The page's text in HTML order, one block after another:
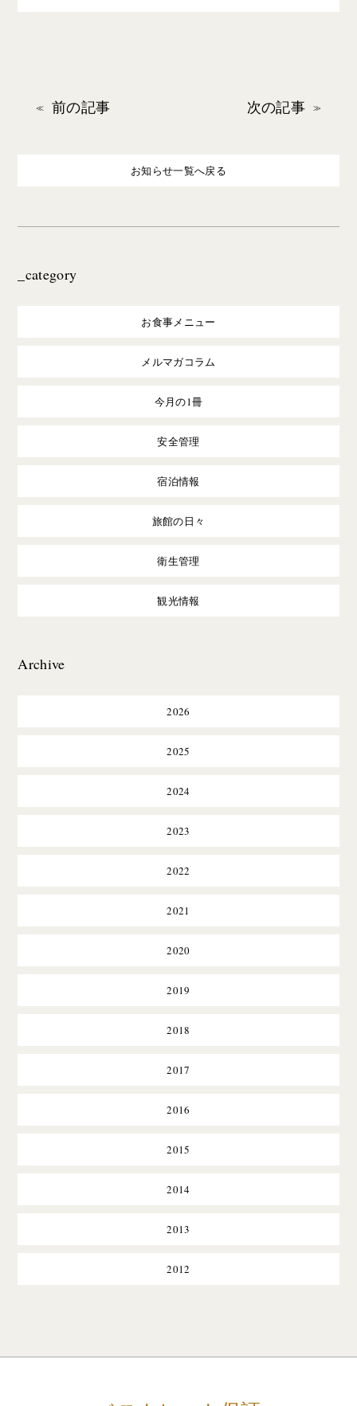
前の記事 次の記事
お知らせ一覧へ戻る
_category
お食事メニュー
メルマガコラム
今月の1冊
安全管理
宿泊情報
旅館の日々
衛生管理
観光情報
Archive
2026
2025
2024
2023
2022
2021
2020
2019
2018
2017
2016
2015
2014
2013
2012